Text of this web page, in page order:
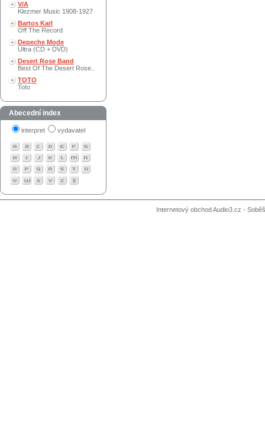
V/A
Klezmer Music 1908-1927
Bartos Karl
Off The Record
Depeche Mode
Ultra (CD + DVD)
Desert Rose Band
Best Of The Desert Rose..
TOTO
Toto
Abecední index
interpret vydavatel
Internetový obchod Audio3.cz -